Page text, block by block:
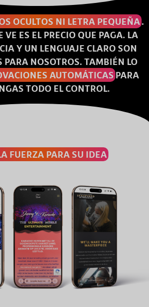
OCULTOS NI LETRA PEQUEÑA.
VE ES EL PRECIO QUE PAGA. LA
Y UN LENGUAJE CLARO SON
PARA NOSOTROS. TAMBIÉN LO
AUTOMÁTICAS PARA
TODO EL CONTROL.
FUERZA PARA SU IDEA